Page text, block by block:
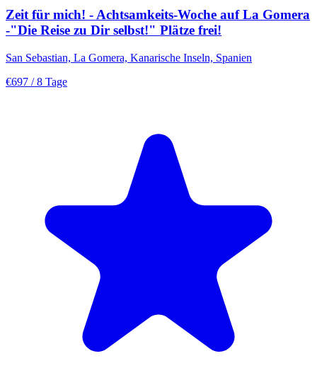
Zeit für mich! - Achtsamkeits-Woche auf La Gomera
-"Die Reise zu Dir selbst!" Plätze frei!
San Sebastian, La Gomera, Kanarische Inseln, Spanien
€697 / 8 Tage